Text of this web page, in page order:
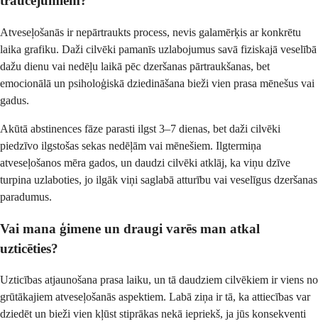
Atveseļošanās ir nepārtraukts process, nevis galamērķis ar konkrētu
laika grafiku. Daži cilvēki pamanīs uzlabojumus savā fiziskajā veselībā
dažu dienu vai nedēļu laikā pēc dzeršanas pārtraukšanas, bet
emocionālā un psiholoģiskā dziedināšana bieži vien prasa mēnešus vai
gadus.
Akūtā abstinences fāze parasti ilgst 3–7 dienas, bet daži cilvēki
piedzīvo ilgstošas ​​sekas nedēļām vai mēnešiem. Ilgtermiņa
atveseļošanos mēra gados, un daudzi cilvēki atklāj, ka viņu dzīve
turpina uzlaboties, jo ilgāk viņi saglabā atturību vai veselīgus dzeršanas
paradumus.
Vai mana ģimene un draugi varēs man atkal
uzticēties?
Uzticības atjaunošana prasa laiku, un tā daudziem cilvēkiem ir viens no
grūtākajiem atveseļošanās aspektiem. Labā ziņa ir tā, ka attiecības var
dziedēt un bieži vien kļūst stiprākas nekā iepriekš, ja jūs konsekventi